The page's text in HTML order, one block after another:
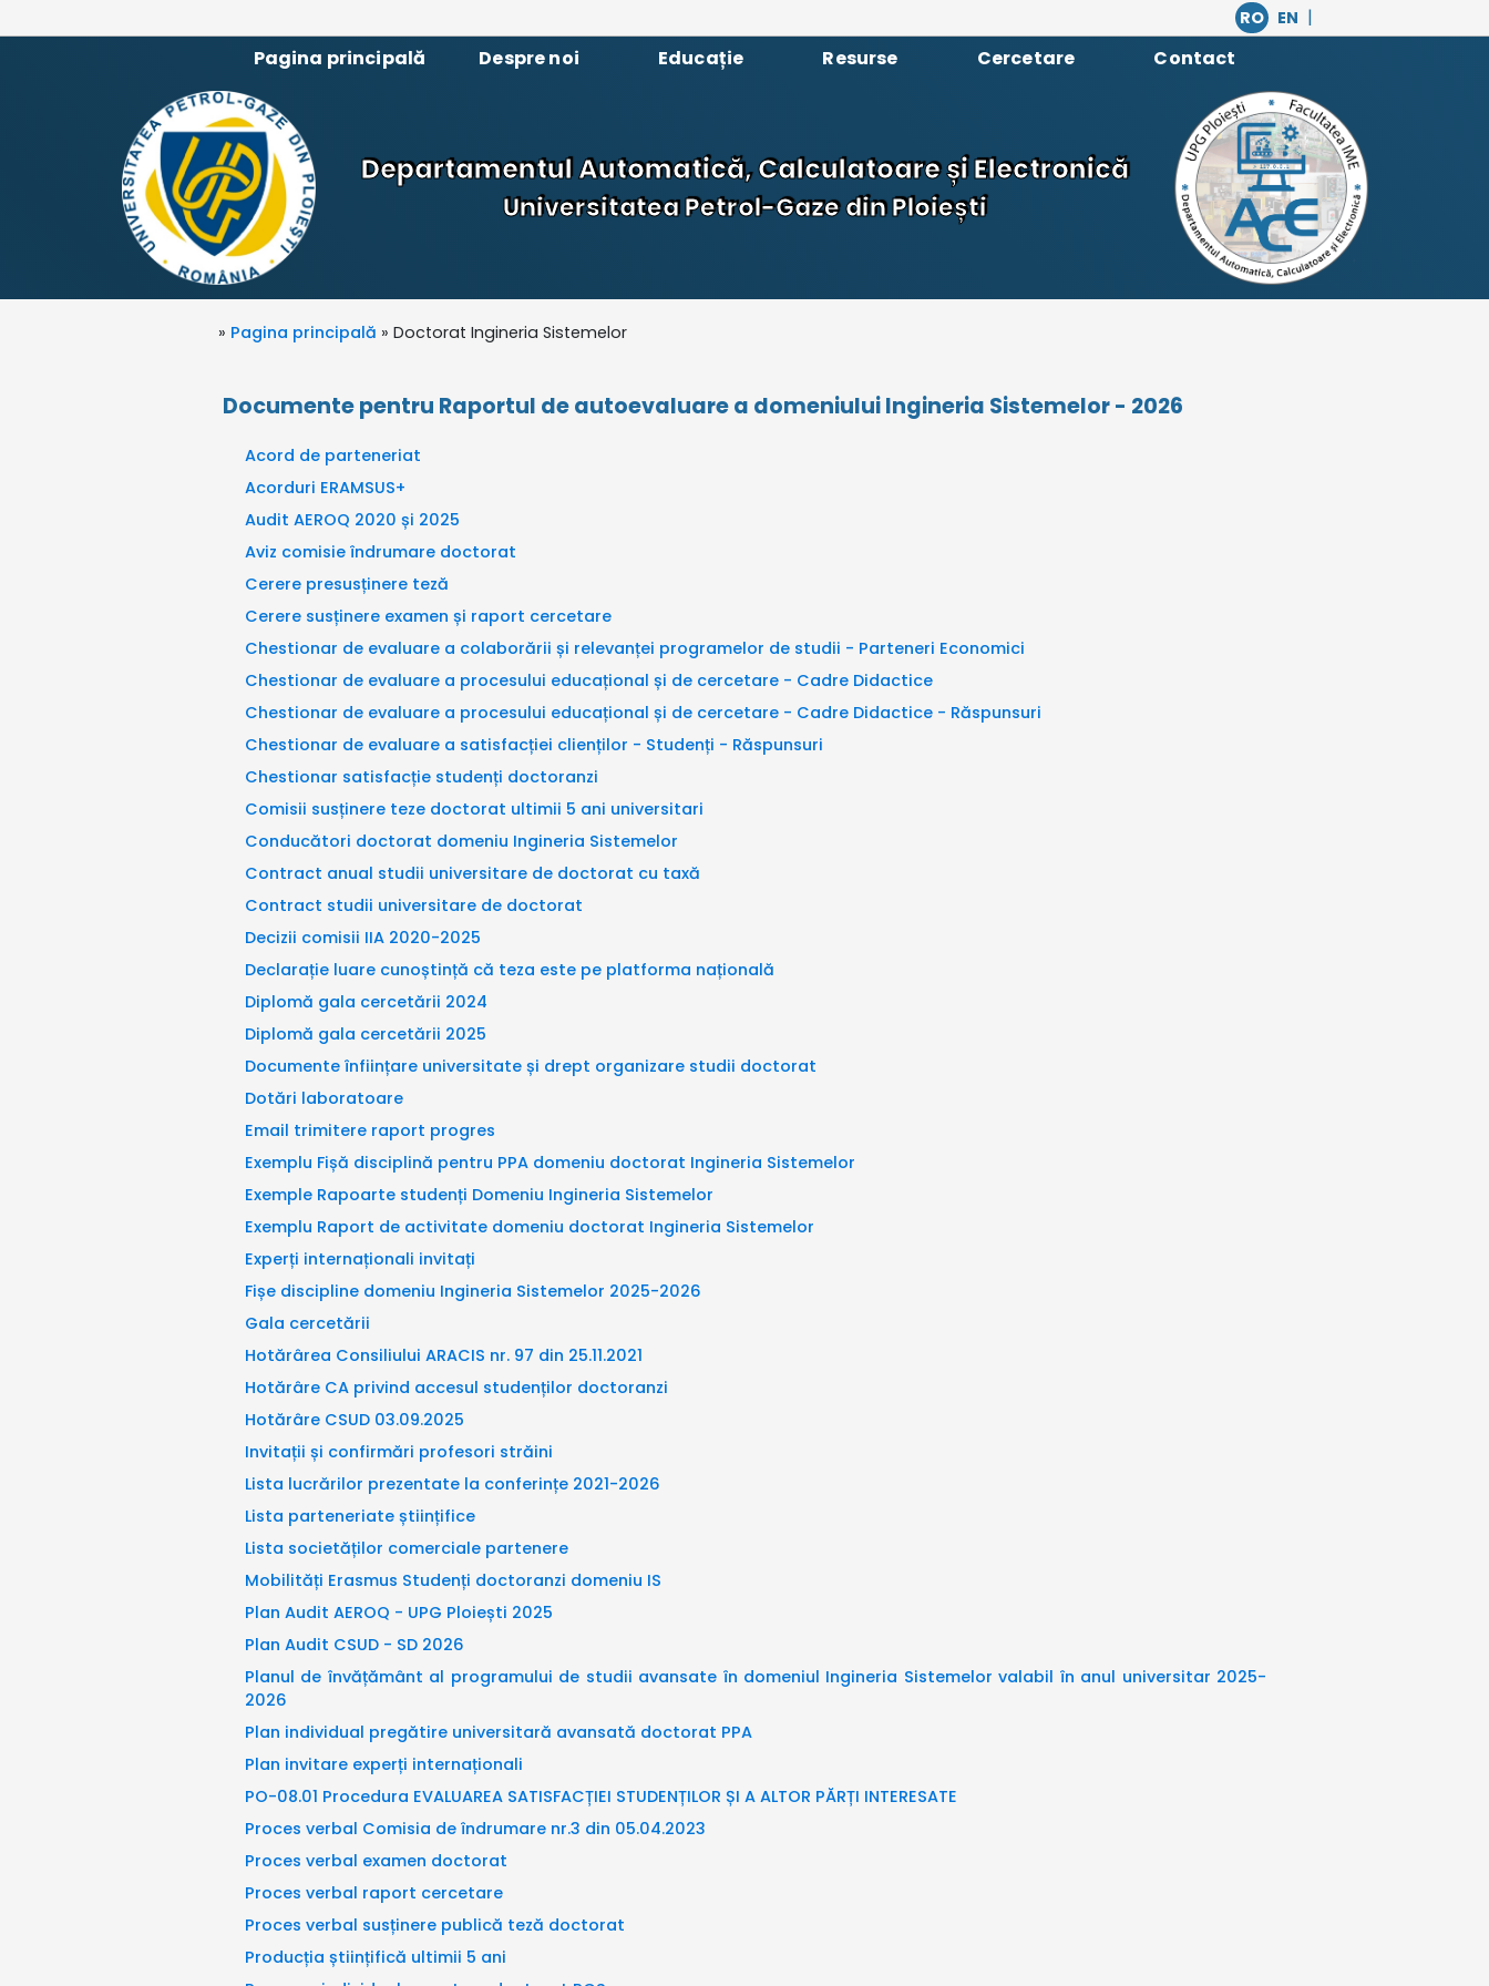
RO EN |
Pagina principală
Despre noi Educație Resurse Cercetare Contact
Departamentul Automatică, Calculatoare și Electronică
Universitatea Petrol-Gaze din Ploiești
» Pagina principală » Doctorat Ingineria Sistemelor
Documente pentru Raportul de autoevaluare a domeniului Ingineria Sistemelor - 2026
Acord de parteneriat
Acorduri ERAMSUS+
Audit AEROQ 2020 și 2025
Aviz comisie îndrumare doctorat
Cerere presusținere teză
Cerere susținere examen și raport cercetare
Chestionar de evaluare a colaborării și relevanței programelor de studii - Parteneri Economici
Chestionar de evaluare a procesului educațional și de cercetare - Cadre Didactice
Chestionar de evaluare a procesului educațional și de cercetare - Cadre Didactice - Răspunsuri
Chestionar de evaluare a satisfacției clienților - Studenți - Răspunsuri
Chestionar satisfacție studenți doctoranzi
Comisii susținere teze doctorat ultimii 5 ani universitari
Conducători doctorat domeniu Ingineria Sistemelor
Contract anual studii universitare de doctorat cu taxă
Contract studii universitare de doctorat
Decizii comisii IIA 2020-2025
Declarație luare cunoștință că teza este pe platforma națională
Diplomă gala cercetării 2024
Diplomă gala cercetării 2025
Documente înființare universitate și drept organizare studii doctorat
Dotări laboratoare
Email trimitere raport progres
Exemplu Fișă disciplină pentru PPA domeniu doctorat Ingineria Sistemelor
Exemple Rapoarte studenți Domeniu Ingineria Sistemelor
Exemplu Raport de activitate domeniu doctorat Ingineria Sistemelor
Experți internaționali invitați
Fișe discipline domeniu Ingineria Sistemelor 2025-2026
Gala cercetării
Hotărârea Consiliului ARACIS nr. 97 din 25.11.2021
Hotărâre CA privind accesul studenților doctoranzi
Hotărâre CSUD 03.09.2025
Invitații și confirmări profesori străini
Lista lucrărilor prezentate la conferințe 2021-2026
Lista parteneriate științifice
Lista societăților comerciale partenere
Mobilități Erasmus Studenți doctoranzi domeniu IS
Plan Audit AEROQ - UPG Ploiești 2025
Plan Audit CSUD - SD 2026
Planul de învățământ al programului de studii avansate în domeniul Ingineria Sistemelor valabil în anul universitar 2025-
2026
Plan individual pregătire universitară avansată doctorat PPA
Plan invitare experți internaționali
PO-08.01 Procedura EVALUAREA SATISFACȚIEI STUDENȚILOR ȘI A ALTOR PĂRȚI INTERESATE
Proces verbal Comisia de îndrumare nr.3 din 05.04.2023
Proces verbal examen doctorat
Proces verbal raport cercetare
Proces verbal susținere publică teză doctorat
Producția științifică ultimii 5 ani